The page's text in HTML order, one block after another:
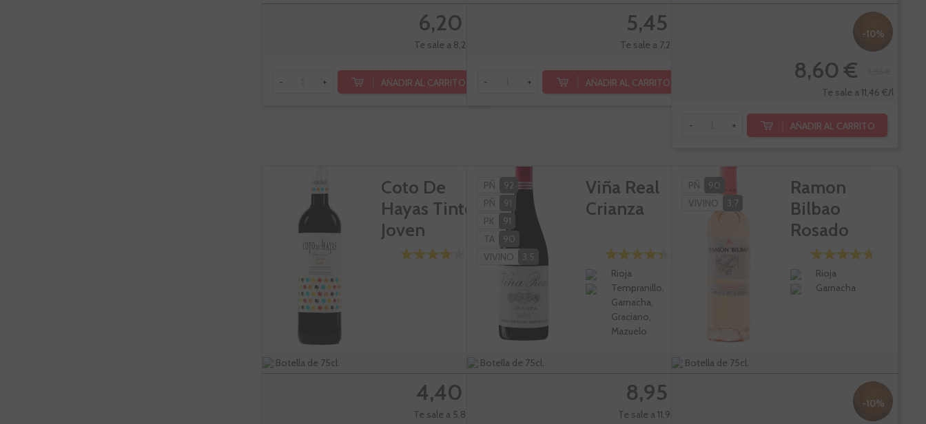
6,20 €
Te sale a 8,27 €/l
- + AÑADIR AL CARRITO
5,45 €
Te sale a 7,27 €/l
- + AÑADIR AL CARRITO
-10%
8,60 €
Te sale a 11,46 €/l
- + AÑADIR AL CARRITO
Coto De
Hayas Tinto
Joven
Botella de 75cl.
4,40 €
Te sale a 5,87 €/l
PÑ
92
PÑ
91
PK
91
TA
90
VIVINO
3,5
Viña Real
Crianza
Rioja
Tempranillo,
Garnacha,
Graciano,
Mazuelo
Botella de 75cl.
8,95 €
Te sale a 11,93 €/l
PÑ
90
VIVINO
3,7
Ramon
Bilbao
Rosado
Rioja
Garnacha
Botella de 75cl.
-10%